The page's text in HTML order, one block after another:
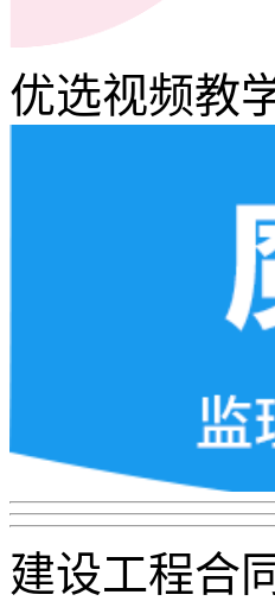
优选视频教
建设工程合